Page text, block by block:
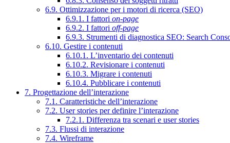
6.9. Ottimizzazione per i motori di ricerca (SEO)
6.9.1. I fattori on-page
6.9.2. I fattori off-page
6.9.3. Strumenti di diagnostica SEO: Search
6.10. Gestire i contenuti
6.10.1. L’inventario dei contenuti
6.10.2. Revisionare i contenuti
6.10.3. Migrare i contenuti
6.10.4. Pubblicare i contenuti
7. Progettazione dell’interazione
7.1. Caratteristiche dell’interazione
7.2. User stories per definire l’interazione
7.2.1. Differenza tra scenari e user stories
7.3. Flussi di interazione
7.4. Wireframe